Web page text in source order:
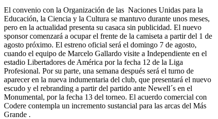
El convenio con la Organización de las Naciones Unidas para la
Educación, la Ciencia y la Cultura se mantuvo durante unos meses,
pero en la actualidad presenta su casaca sin publicidad. El nuevo
sponsor comenzará a ocupar el frente de la camiseta a partir del 1 de
agosto próximo. El estreno oficial será el domingo 7 de agosto,
cuando el equipo de Marcelo Gallardo visite a Independiente en el
estadio Libertadores de América por la fecha 12 de la Liga
Profesional. Por su parte, una semana después será el turno de
aparecer en la nueva indumentaria del club, que presentará el nuevo
escudo y el rebranding a partir del partido ante Newell´s en el
Monumental, por la fecha 13 del torneo. El acuerdo comercial con
Codere contempla un incremento sustancial para las arcas del Más
Grande .